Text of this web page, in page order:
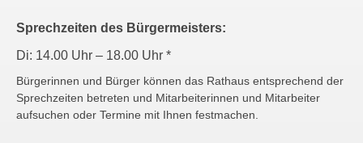
Sprechzeiten des Bürgermeisters:
Di: 14.00 Uhr – 18.00 Uhr *
Bürgerinnen und Bürger können das Rathaus entsprechend der
Sprechzeiten betreten und Mitarbeiterinnen und Mitarbeiter
aufsuchen oder Termine mit Ihnen festmachen.